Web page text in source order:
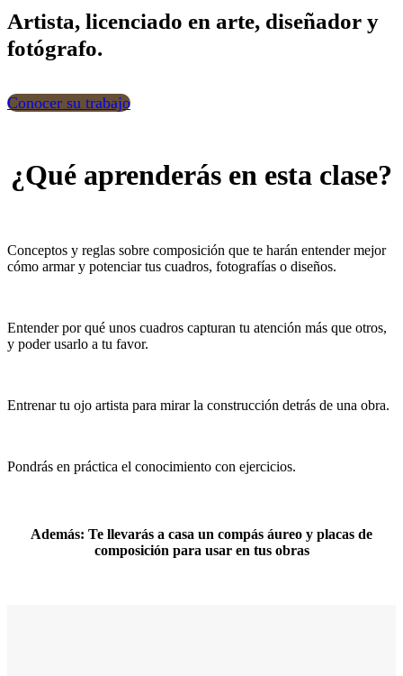
Artista, licenciado en arte, diseñador y
fotógrafo.
Conocer su trabajo
¿Qué aprenderás en esta clase?
Conceptos y reglas sobre composición que te harán entender mejor
cómo armar y potenciar tus cuadros, fotografías o diseños.
Entender por qué unos cuadros capturan tu atención más que otros,
y poder usarlo a tu favor.
Entrenar tu ojo artista para mirar la construcción detrás de una obra.
Pondrás en práctica el conocimiento con ejercicios.
Además: Te llevarás a casa un compás áureo y placas de
composición para usar en tus obras